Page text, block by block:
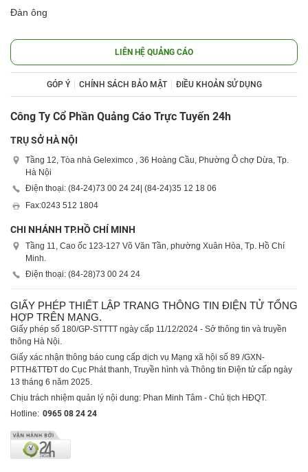
Đàn ông
LIÊN HỆ QUẢNG CÁO
GÓP Ý CHÍNH SÁCH BẢO MẬT ĐIỀU KHOẢN SỬ DỤNG
Công Ty Cổ Phần Quảng Cáo Trực Tuyến 24h
TRỤ SỞ HÀ NỘI
Tầng 12, Tòa nhà Geleximco , 36 Hoàng Cầu, Phường Ô chợ Dừa, Tp.
Hà Nội
Điện thoại: (84-24)73 00 24 24 | (84-24)35 12 18 06
Fax:0243 512 1804
CHI NHÁNH TP.HỒ CHÍ MINH
Tầng 11, Cao ốc 123-127 Võ Văn Tần, phường Xuân Hòa, Tp. Hồ Chí
Minh.
Điện thoại: (84-28)73 00 24 24
GIẤY PHÉP THIẾT LẬP TRANG THÔNG TIN ĐIỆN TỬ TỔNG
HỢP TRÊN MẠNG.
Giấy phép số 180/GP-STTTT ngày cấp 11/12/2024 - Sở thông tin và truyền
thông Hà Nội.
Giấy xác nhận thông báo cung cấp dịch vụ Mạng xã hội số 89 /GXN-
PTTH&TTĐT do Cục Phát thanh, Truyền hình và Thông tin Điện tử cấp ngày
13 tháng 6 năm 2025.
Chịu trách nhiệm quản lý nội dung: Phan Minh Tâm - Chủ tịch HĐQT.
Hotline: 0965 08 24 24